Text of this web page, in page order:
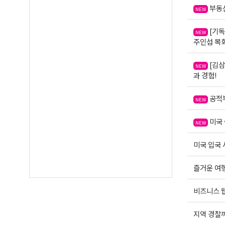
NEW 부동
NEW [기독
주인섭 목
NEW [김삼
과 경험!
NEW 공적
NEW 미국
미국 입국
즐거운
비즈니스
지역 경찰